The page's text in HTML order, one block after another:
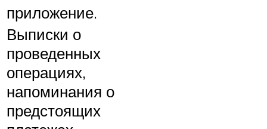
приложение.
Выписки о
проведенных
операциях,
напоминания о
предстоящих